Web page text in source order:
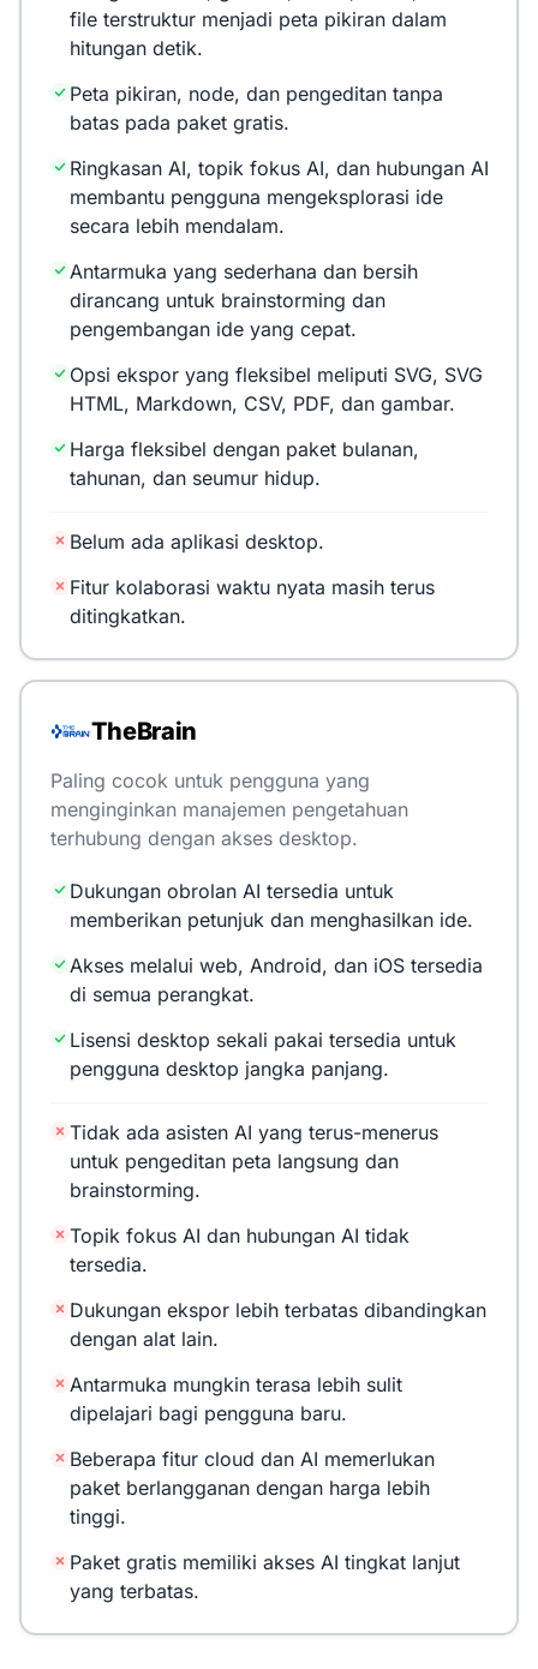
file terstruktur menjadi peta pikiran dalam
hitungan detik.
Peta pikiran, node, dan pengeditan tanpa
batas pada paket gratis.
Ringkasan AI, topik fokus AI, dan hubungan AI
membantu pengguna mengeksplorasi ide
secara lebih mendalam.
Antarmuka yang sederhana dan bersih
dirancang untuk brainstorming dan
pengembangan ide yang cepat.
Opsi ekspor yang fleksibel meliputi SVG, SVG
HTML, Markdown, CSV, PDF, dan gambar.
Harga fleksibel dengan paket bulanan,
tahunan, dan seumur hidup.
Belum ada aplikasi desktop.
Fitur kolaborasi waktu nyata masih terus
ditingkatkan.
TheBrain
Paling cocok untuk pengguna yang
menginginkan manajemen pengetahuan
terhubung dengan akses desktop.
Dukungan obrolan AI tersedia untuk
memberikan petunjuk dan menghasilkan ide.
Akses melalui web, Android, dan iOS tersedia
di semua perangkat.
Lisensi desktop sekali pakai tersedia untuk
pengguna desktop jangka panjang.
Tidak ada asisten AI yang terus-menerus
untuk pengeditan peta langsung dan
brainstorming.
Topik fokus AI dan hubungan AI tidak
tersedia.
Dukungan ekspor lebih terbatas dibandingkan
dengan alat lain.
Antarmuka mungkin terasa lebih sulit
dipelajari bagi pengguna baru.
Beberapa fitur cloud dan AI memerlukan
paket berlangganan dengan harga lebih
tinggi.
Paket gratis memiliki akses AI tingkat lanjut
yang terbatas.